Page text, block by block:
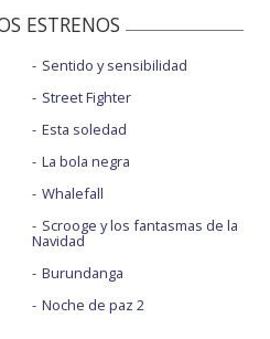
ESTRENOS
Sentido y sensibilidad
Street Fighter
Esta soledad
La bola negra
Whalefall
Scrooge y los fantasmas de la
Navidad
Burundanga
Noche de paz 2